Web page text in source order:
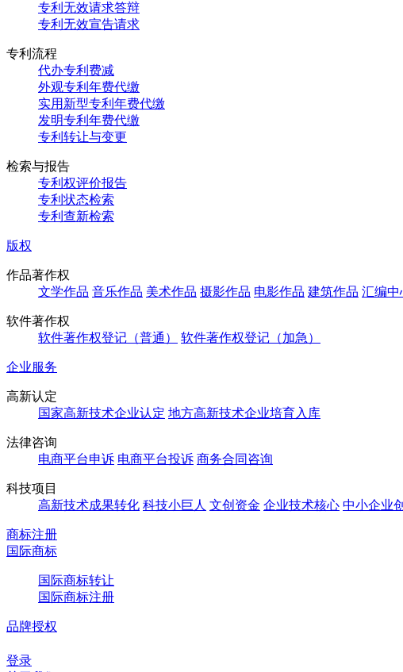
专利无效请求答辩
专利无效宣告请求
专利流程
代办专利费减
外观专利年费代缴
实用新型专利年费代缴
发明专利年费代缴
专利转让与变更
检索与报告
专利权评价报告
专利状态检索
专利查新检索
版权
作品著作权
文学作品 音乐作品 美术作品 摄影作品 电影作品 建筑作品 汇编中
软件著作权
软件著作权登记（普通）
软件著作权登记（加急）
企业服务
高新认定
国家高新技术企业认定 地方高新技术企业培育入库
法律咨询
电商平台申诉 电商平台投诉 商务合同咨询
科技项目
高新技术成果转化 科技小巨人 文创资金 企业技术核心 中小企业
商标注册
国际商标
国际商标转让
国际商标注册
品牌授权
登录